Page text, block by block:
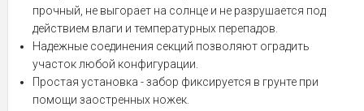
прочный, не выгорает на солнце и не разрушается под
действием влаги и температурных перепадов.
Надежные соединения секций позволяют оградить
участок любой конфигурации.
Простая установка - забор фиксируется в грунте при
помощи заостренных ножек.